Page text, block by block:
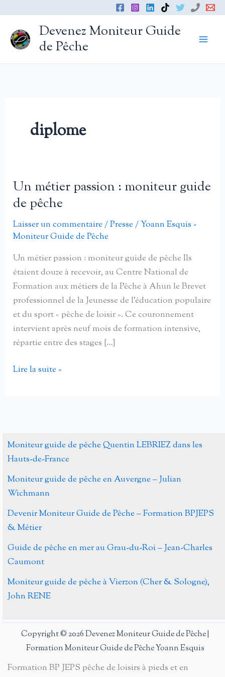
contenu
Devenez Moniteur Guide
de Pêche
diplome
Un métier passion : moniteur guide
de pêche
Laisser un commentaire/Presse/Yoann Esquis -
Moniteur Guide de Pêche
Un métier passion : moniteur guide de pêche Ils
étaient douze à recevoir, au Centre National de
Formation aux métiers de la Pêche à Ahun le Brevet
professionnel de la Jeunesse de l’éducation populaire
et du sport « pêche de loisir ». Ce couronnement
intervient après neuf mois de formation intensive,
répartie entre des stages […]
Un
guide
de
Lire la suite »
Moniteur guide de pêche Quentin LEBRIEZ dans les
Hauts-de-France
Moniteur guide de pêche en Auvergne – Julian
Wichmann
Devenir Moniteur Guide de Pêche – Formation BPJEPS
& Métier
Guide de pêche en mer au Grau-du-Roi – Jean-Charles
Caumont
Moniteur guide de pêche à Vierzon (Cher & Sologne),
John RENE
Copyright © 2026 Devenez Moniteur Guide de Pêche |
Formation Moniteur Guide de Pêche Yoann Esquis
Formation BP JEPS pêche de loisirs à pieds et en